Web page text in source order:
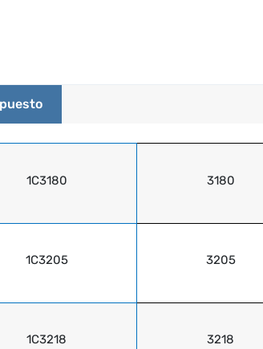
1C3180 3180
1C3205 3205
1C3218 3218